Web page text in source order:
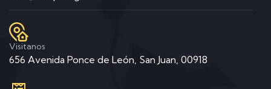
Visitanos
656 Avenida Ponce de León, San Juan, 00918